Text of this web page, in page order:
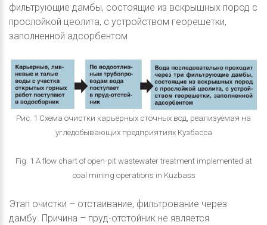
фильтрующие дамбы, состоящие из вскрышных пород с
прослойкой цеолита, с устройством георешетки,
заполненной адсорбентом
Рис. 1 Схема очистки карьерных сточных вод, реализуемая на
угледобывающих предприятиях Кузбасса
Fig. 1 A flow chart of open-pit wastewater treatment implemented at
coal mining operations in Kuzbass
Этап очистки – отстаивание, фильтрование через
дамбу. Причина – пруд-отстойник не является